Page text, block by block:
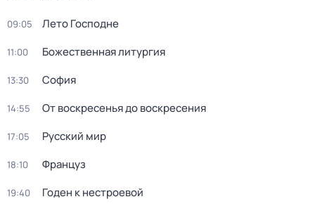
09:05 Лето Господне
11:00 Божественная литургия
13:30 София
14:55 От воскресенья до воскресения
17:05 Русский мир
18:10 Француз
19:40 Годен к нестроевой